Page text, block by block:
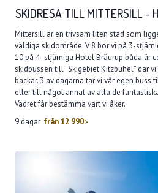
SKIDRESA TILL MITTERSILL -
Mittersill är en trivsam liten stad som
väldiga skidområde. V 8 bor vi på 3-
10 på 4- stjärniga Hotel Bräurup båda är
skidbussen till ”Skigebiet Kitzbühel” där
backar. 3 av dagarna tar vi vår egen buss
eller till något annat av alla de
Vädret får bestämma vart vi åker.
9 dagar från12 990:-